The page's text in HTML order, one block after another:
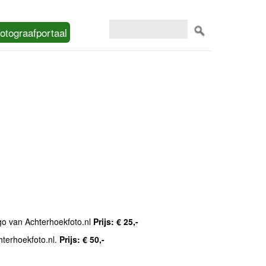
van Achterhoekfoto.nl Prijs: € 25,-
Prijs: € 50,-